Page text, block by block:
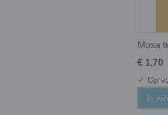
Mosa
€ 1,70
✓ Op
In